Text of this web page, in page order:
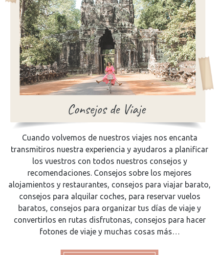
Cuando volvemos de nuestros viajes nos encanta
transmitiros nuestra experiencia y ayudaros a planificar
los vuestros con todos nuestros consejos y
recomendaciones. Consejos sobre los mejores
alojamientos y restaurantes, consejos para viajar barato,
consejos para alquilar coches, para reservar vuelos
baratos, consejos para organizar tus días de viaje y
convertirlos en rutas disfrutonas, consejos para hacer
fotones de viaje y muchas cosas más…